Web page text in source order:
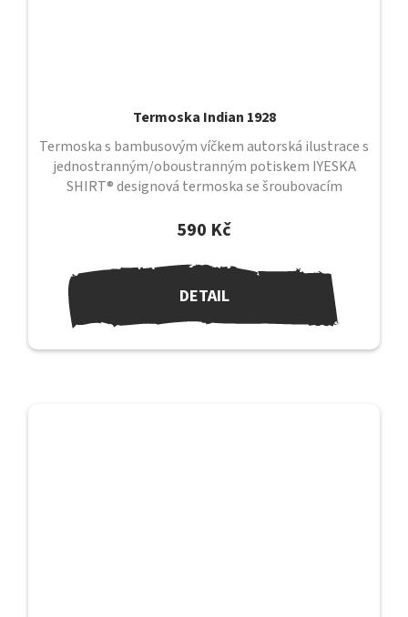
Termoska Indian 1928
590 Kč
DETAIL
Termoska s bambusovým víčkem autorská ilustrace s
jednostranným/oboustranným potiskem IYESKA
SHIRT® designová termoska se šroubovacím